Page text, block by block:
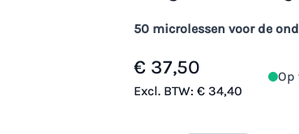
50 microlessen voor de
€ 37,50
Excl. BTW: € 34,40
Op